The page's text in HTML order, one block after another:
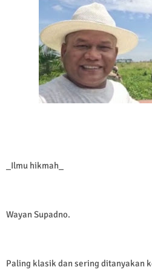
_Ilmu hikmah_
Wayan Supadno.
Paling klasik dan sering ditanyakan